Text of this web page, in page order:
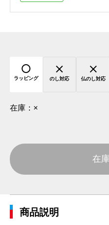
ラッピング のし対応 仏のし対応
在庫： ×
在
商品説明